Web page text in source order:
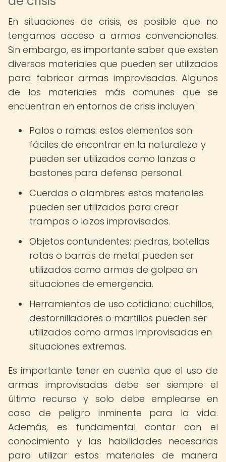
En situaciones de crisis, es posible que no
tengamos acceso a armas convencionales.
Sin embargo, es importante saber que existen
diversos materiales que pueden ser utilizados
para fabricar armas improvisadas. Algunos
de los materiales más comunes que se
encuentran en entornos de crisis incluyen:
Palos o ramas: estos elementos son
fáciles de encontrar en la naturaleza y
pueden ser utilizados como lanzas o
bastones para defensa personal.
Cuerdas o alambres: estos materiales
pueden ser utilizados para crear
trampas o lazos improvisados.
Objetos contundentes: piedras, botellas
rotas o barras de metal pueden ser
utilizados como armas de golpeo en
situaciones de emergencia.
Herramientas de uso cotidiano: cuchillos,
destornilladores o martillos pueden ser
utilizados como armas improvisadas en
situaciones extremas.
Es importante tener en cuenta que el uso de
armas improvisadas debe ser siempre el
último recurso y solo debe emplearse en
caso de peligro inminente para la vida.
Además, es fundamental contar con el
conocimiento y las habilidades necesarias
para utilizar estos materiales de manera